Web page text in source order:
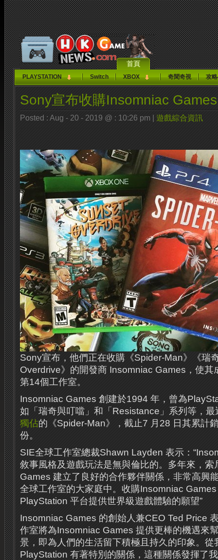
首頁
PLAYSTATION Switch XBOX 奇聞奇視 攻
Sony宣布收購Insomniac Games
Posted : Aug - 20 - 2019 @ : 10:26 pm | 遊戲綜合資訊
Sony宣布，他們正在收購《Spider-Man》《瑞
Overdrive》的開發商 Insomniac Games，使其
第14個工作室。
Insomniac Games 創建於1994 年，曾為
如「瑞奇與叮噹」和「Resistance」系列等，
獨佔的《Spider-Man》，截止7 月28 日其累計
份。
SIE全球工作室總裁Shawn Layden 表示：
敘事風格及遊戲玩法是無與倫比的。多年來，
Games 建立了良好的合作夥伴關係，非常高興
全球工作室的大家庭中。收購Insomniac
PlayStation 平台提供世界級遊戲體驗的願望”
Insomniac Games 的創始人兼CEO Ted Price
作室將為Insomniac Games 提供更棒的機遇來
景，即為人們的生活留下積極且持久的印象。從
PlayStation 有著特別的關係，這種關係發揮了